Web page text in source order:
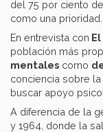
del 75 por ciento
como una prioridad.
En entrevista con
población más
mentales como
conciencia sobre
buscar apoyo
A diferencia de la
y 1964, donde la